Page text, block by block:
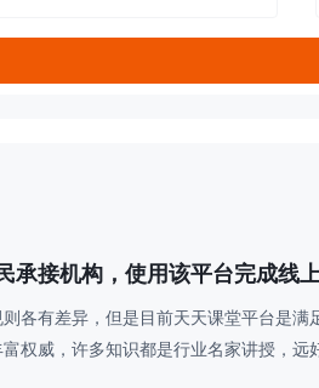
接机构，使用该平台完成线
各有差异，但是目前天天课堂平台是满足
富权威，许多知识都是行业名家讲授